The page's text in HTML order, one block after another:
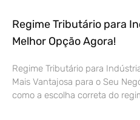
Regime Tributário para
Melhor Opção Agora!
Regime Tributário para
Mais Vantajosa para o Seu
como a escolha correta do